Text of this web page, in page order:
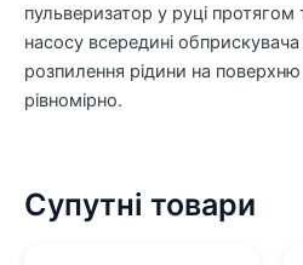
пульверизатор у руці
насосу всередині
розпилення рідини на поверхню
рівномірно.
Супутні товари